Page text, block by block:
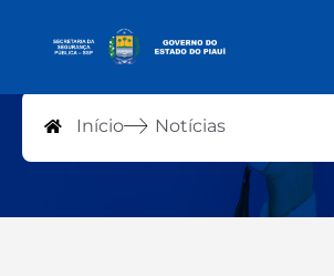
Notícias
Início Notícias